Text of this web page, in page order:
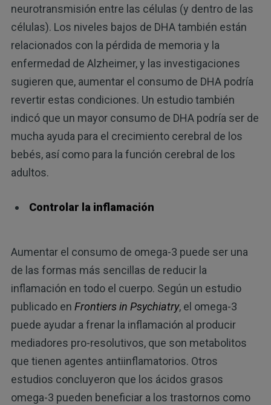
neurotransmisión entre las células (y dentro de las
células). Los niveles bajos de DHA también están
relacionados con la pérdida de memoria y la
enfermedad de Alzheimer, y las investigaciones
sugieren que, aumentar el consumo de DHA podría
revertir estas condiciones. Un estudio también
indicó que un mayor consumo de DHA podría ser de
mucha ayuda para el crecimiento cerebral de los
bebés, así como para la función cerebral de los
adultos.
Controlar la inflamación
Aumentar el consumo de omega-3 puede ser una
de las formas más sencillas de reducir la
inflamación en todo el cuerpo. Según un estudio
publicado en Frontiers in Psychiatry, el omega-3
puede ayudar a frenar la inflamación al producir
mediadores pro-resolutivos, que son metabolitos
que tienen agentes antiinflamatorios. Otros
estudios concluyeron que los ácidos grasos
omega-3 pueden beneficiar a los trastornos como